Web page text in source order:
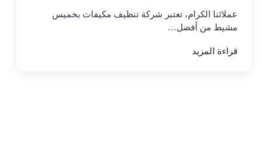
عملائنا الكرام، تعتبر شركة تنظيف مكيفات بخميس
مشيط من أفضل…
قراءة المزيد